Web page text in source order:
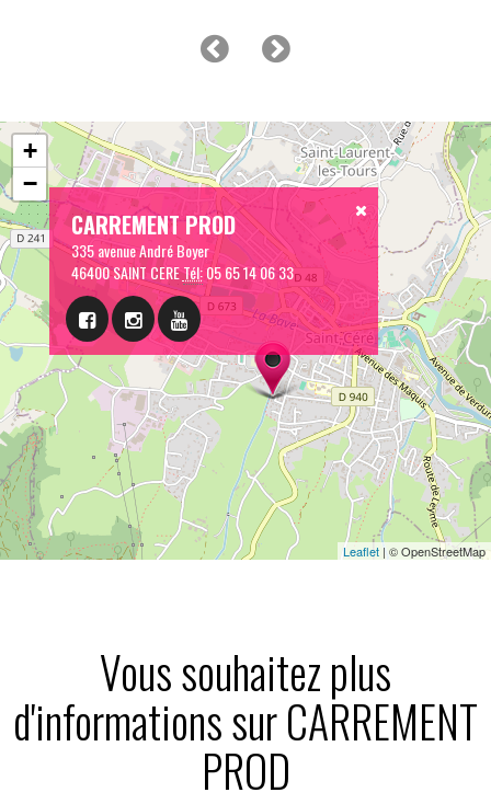
CARREMENT PROD
335 avenue André Boyer
46400 SAINT CERETél:05 65 14 06 33
+
−
Leaflet | © OpenStreetMap
Vous souhaitez plus
d'informations sur CARREMENT
PROD